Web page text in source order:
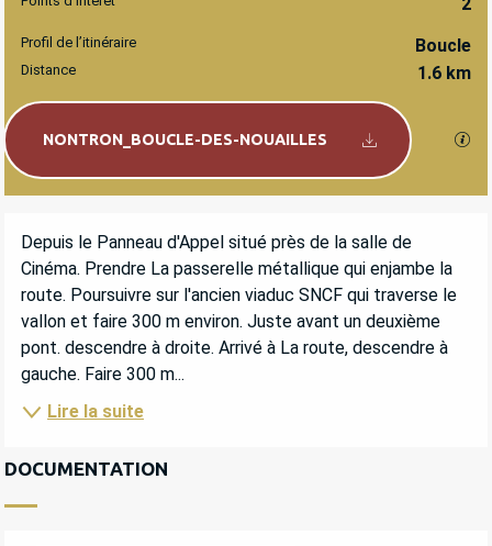
2
Profil de l’itinéraire Boucle
Distance 1.6 km
Documentation
NONTRON_BOUCLE-DES-NOUAILLES
DESCRIPTION
Depuis le Panneau d'Appel situé près de la salle de
Cinéma. Prendre La passerelle métallique qui enjambe la
route. Poursuivre sur l'ancien viaduc SNCF qui traverse le
vallon et faire 300 m environ. Juste avant un deuxième
pont. descendre à droite. Arrivé à La route, descendre à
gauche. Faire 300 m...
Lire la suite
DOCUMENTATION